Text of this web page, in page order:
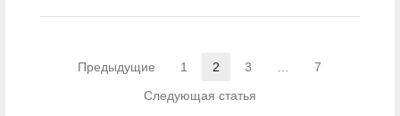
Навигация по записям
Предыдущие Страница
1 Страница
2 Страница
3
7
Следующая статья